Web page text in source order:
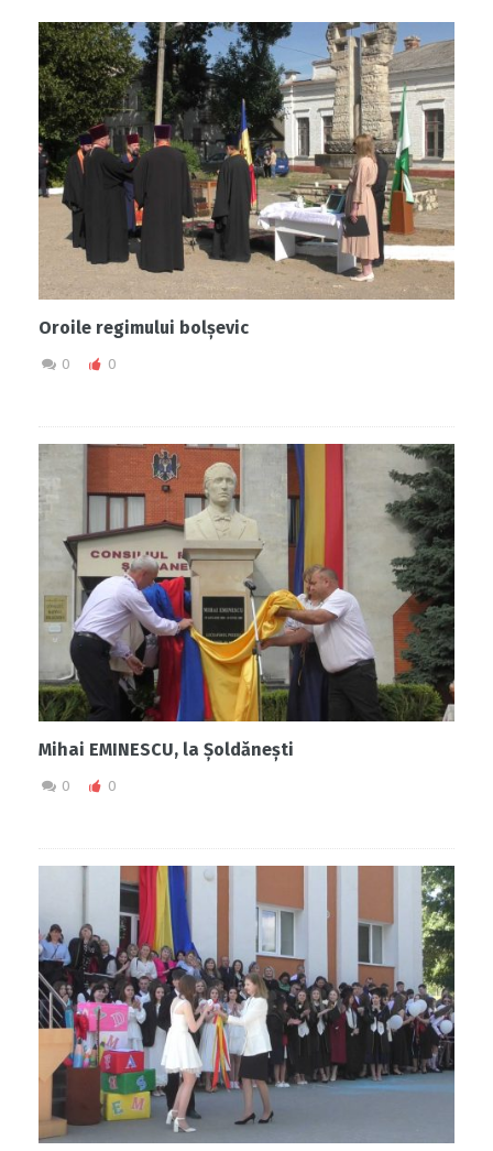
Oroile regimului bolșevic
0 0
Mihai EMINESCU, la Șoldănești
0 0